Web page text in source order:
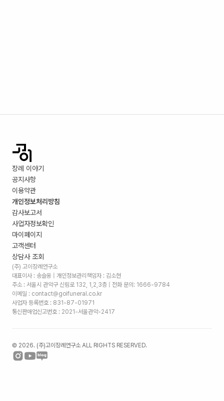
장례 이야기
공지사항
이용약관
개인정보처리방침
감사보고서
사업자정보확인
마이페이지
고객센터
상담사 조회
(주) 고이장례연구소
대표이사 : 송슬옹 | 개인정보관리책임자 : 김소현
주소 : 서울시 관악구 신림로 132, 1,2,3층 | 전화 문의: 1666-9784
이메일 : contact@goifuneral.co.kr
사업자 등록번호 : 831-87-01971
통신판매업신고번호 : 2021-서울관악-2417
© 2026. (주)고이장례연구소 ALL RIGHTS RESERVED.